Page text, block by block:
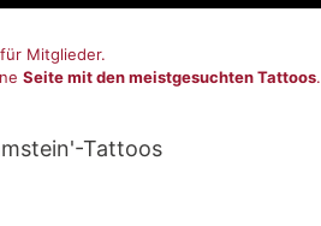
Mitglieder.
Seite mit den meistgesuchten Tattoos.
Tattoos